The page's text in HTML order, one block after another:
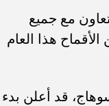
مع جميع
هذا العام
قد أعلن بدء